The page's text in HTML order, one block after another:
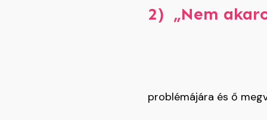
2) „Nem
problémájára és ő